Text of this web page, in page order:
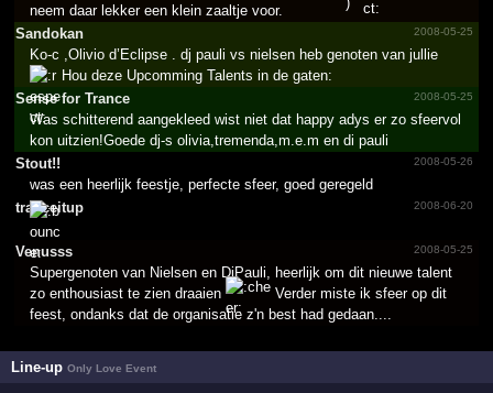
neem daar lekker een klein zaaltje voor.
Sandokan
2008-05-25
Ko-c ,Olivio d’Eclipse . dj pauli vs nielsen heb genoten van jullie
Hou d­eze Upcomming Talents in de gaten:
Sense for Trance
2008-05-25
Was schitterend aangekleed wist niet dat happy adys er zo sfeervol
kon uitzien!Goede dj-s olivia,tremenda,m.e.m en di pauli
Stout!!
2008-05-26
was een heerlijk feestje, perfecte sfeer, goed geregeld
tranceitup
2008-06-20
Venusss 2008-05-25
Supergenoten van Nielsen en DiPauli, heerlijk om dit nieuwe talent
zo enthousiast te zien draaien
Verder miste ik sfeer op dit
feest, ondanks dat de organisatie z'n best had gedaan....
Line-upOnly Love Event